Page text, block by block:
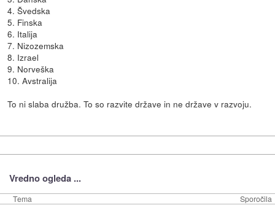
4. Švedska
5. Finska
6. Italija
7. Nizozemska
8. Izrael
9. Norveška
10. Avstralija
To ni slaba družba. To so razvite države in ne države v razvoju.
Vredno ogleda ...
Tema Sporočila